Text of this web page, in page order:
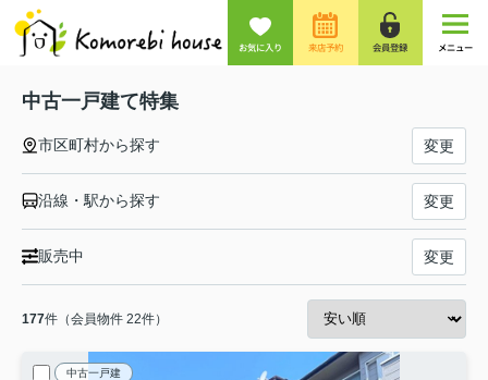
お気に入り 来店予約 会員登録 メニュー
中古一戸建て特集
市区町村から探す 変更
沿線・駅から探す 変更
販売中 変更
177件（会員物件 22件）
中古一戸建